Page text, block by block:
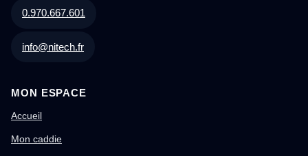
0.970.667.601
info@nitech.fr
MON ESPACE
Accueil
Mon caddie